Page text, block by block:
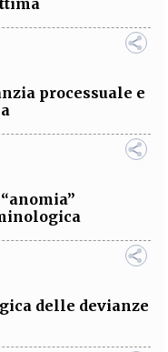
processuale e
delle devianze